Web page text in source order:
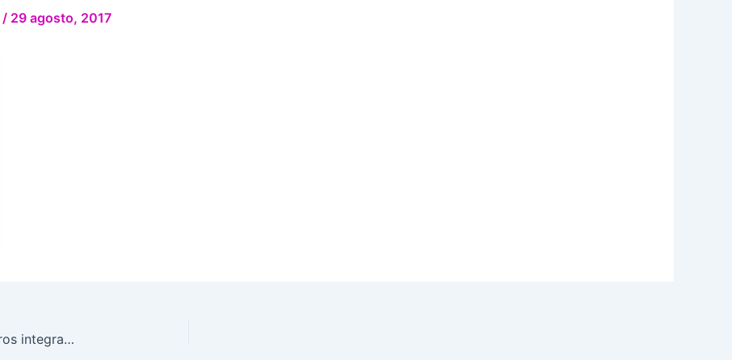
/ 29 agosto, 2017
Conferencia de prensa ofrecida por los consejeros integrantes de la Comisión del Voto de los Mexicanos Residentes en el Extranjero